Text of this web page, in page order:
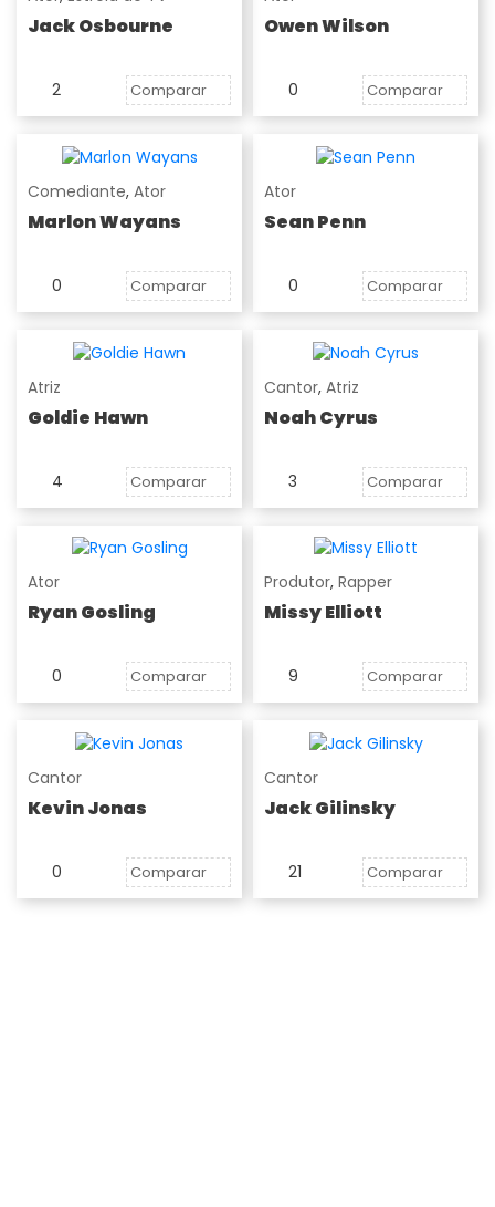
Jack Osbourne
2 Comparar
Owen Wilson
0 Comparar
Comediante, Ator
Marlon Wayans
0 Comparar
Ator
Sean Penn
0 Comparar
Atriz
Goldie Hawn
4 Comparar
Cantor, Atriz
Noah Cyrus
3 Comparar
Ator
Ryan Gosling
0 Comparar
Produtor, Rapper
Missy Elliott
9 Comparar
Cantor
Kevin Jonas
0 Comparar
Cantor
Jack Gilinsky
21 Comparar